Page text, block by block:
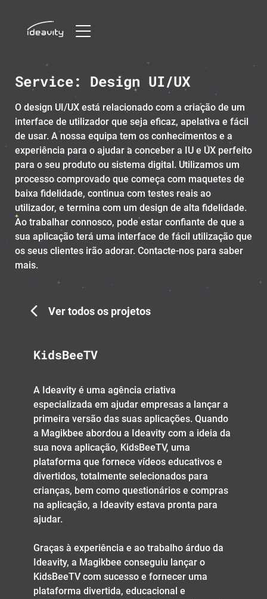
content
Service: Design UI/UX
O design UI/UX está relacionado com a criação de um
interface de utilizador que seja eficaz, apelativa e fácil
de usar. A nossa equipa tem os conhecimentos e a
experiência para o ajudar a conceber a IU e UX perfeito
para o seu produto ou sistema digital. Utilizamos um
processo comprovado que começa com maquetes de
baixa fidelidade, continua com testes reais ao
utilizador, e termina com um design de alta fidelidade.
Ao trabalhar connosco, pode estar confiante de que a
sua aplicação terá uma interface de fácil utilização que
os seus clientes irão adorar. Contacte-nos para saber
mais.
Ver todos os projetos
KidsBeeTV
A Ideavity é uma agência criativa
especializada em ajudar empresas a lançar a
primeira versão das suas aplicações. Quando
a Magikbee abordou a Ideavity com a ideia da
sua nova aplicação, KidsBeeTV, uma
plataforma que fornece vídeos educativos e
divertidos, totalmente selecionados para
crianças, bem como questionários e compras
na aplicação, a Ideavity estava pronta para
ajudar.
Graças à experiência e ao trabalho árduo da
Ideavity, a Magikbee conseguiu lançar o
KidsBeeTV com sucesso e fornecer uma
plataforma divertida, educacional e